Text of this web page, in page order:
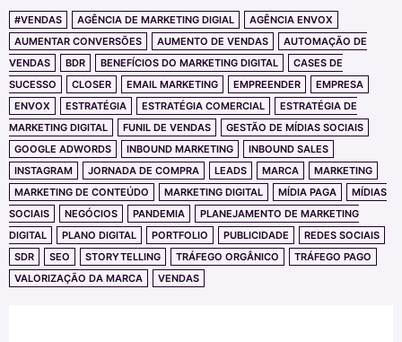
#VENDAS AGÊNCIA DE MARKETING DIGIAL
AGÊNCIA ENVOX
AUMENTAR CONVERSÕES
AUMENTO DE VENDAS
AUTOMAÇÃO DE
VENDAS
BDR BENEFÍCIOS DO MARKETING DIGITAL
CASES DE
SUCESSO
CLOSER EMAIL MARKETING EMPREENDER
EMPRESA
ENVOX
ESTRATÉGIA ESTRATÉGIA COMERCIAL
ESTRATÉGIA DE
MARKETING DIGITAL
FUNIL DE VENDAS
GESTÃO DE MÍDIAS SOCIAIS
GOOGLE ADWORDS
INBOUND MARKETING
INBOUND SALES
INSTAGRAM
JORNADA DE COMPRA LEADS MARCA
MARKETING
MARKETING DE CONTEÚDO
MARKETING DIGITAL MÍDIA PAGA
MÍDIAS
SOCIAIS
NEGÓCIOS PANDEMIA
PLANEJAMENTO DE MARKETING
DIGITAL
PLANO DIGITAL PORTFOLIO PUBLICIDADE
REDES SOCIAIS
SDR
SEO STORYTELLING TRÁFEGO ORGÂNICO
TRÁFEGO PAGO
VALORIZAÇÃO DA MARCA
VENDAS